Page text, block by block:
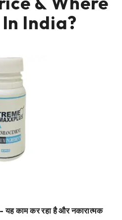
India?
काम कर रहा है और नकारात्मक